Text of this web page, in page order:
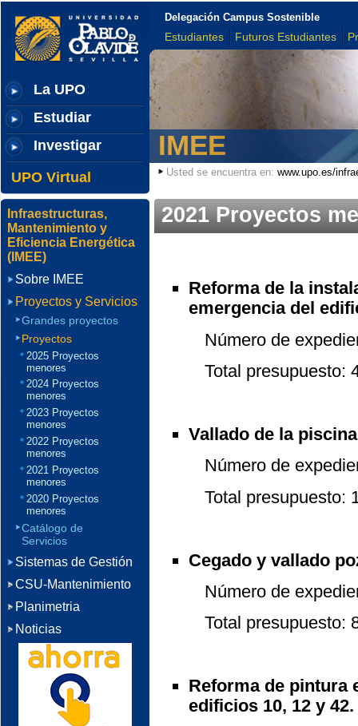
La UPO
Estudiar
Investigar
UPO Virtual
Delegación Campus Sostenible
Estudiantes Futuros Estudiantes
IMEE
Usted se encuentra en: www.upo.es/
2021 Proyectos
Reforma de la
emergencia del
Número de
Total presupuesto:
Vallado de la
Número de
Total presupuesto:
Cegado y vallado
Número de
Total presupuesto:
Reforma de pintura
edificios 10, 12 y 42.
Infraestructuras,
Mantenimiento y
Eficiencia Energética
(IMEE)
Sobre IMEE
Proyectos y Servicios
Grandes proyectos
Proyectos
2025 Proyectos
menores
2024 Proyectos
menores
2023 Proyectos
menores
2022 Proyectos
menores
2021 Proyectos
menores
2020 Proyectos
menores
Catálogo de
Servicios
Sistemas de Gestión
CSU-Mantenimiento
Planimetria
Noticias